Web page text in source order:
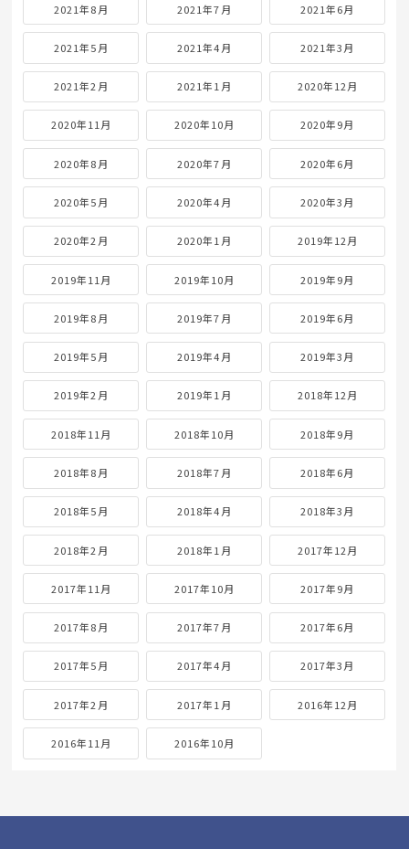
2021年8月 2021年7月 2021年6月
2021年5月 2021年4月 2021年3月
2021年2月 2021年1月 2020年12月
2020年11月 2020年10月 2020年9月
2020年8月 2020年7月 2020年6月
2020年5月 2020年4月 2020年3月
2020年2月 2020年1月 2019年12月
2019年11月 2019年10月 2019年9月
2019年8月 2019年7月 2019年6月
2019年5月 2019年4月 2019年3月
2019年2月 2019年1月 2018年12月
2018年11月 2018年10月 2018年9月
2018年8月 2018年7月 2018年6月
2018年5月 2018年4月 2018年3月
2018年2月 2018年1月 2017年12月
2017年11月 2017年10月 2017年9月
2017年8月 2017年7月 2017年6月
2017年5月 2017年4月 2017年3月
2017年2月 2017年1月 2016年12月
2016年11月 2016年10月